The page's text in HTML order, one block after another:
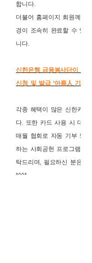
합니다.
더불어 홈페이지 회원께서
경이 조속히 완료할 수 있
니다.
신한은행 금융봉사단이 제
신청 및 발급 ‘아름人 기부
각종 혜택이 많은 신한카드
다. 또한 카드 사용 시 대금
매월 협회로 자동 기부 되
하는 사회공헌 프로그램입
탁드리며, 필요하신 분은
*^^*